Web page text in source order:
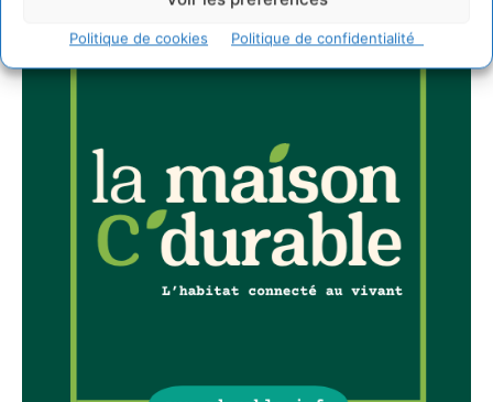
Politique de cookies Politique de confidentialité